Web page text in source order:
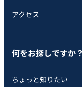
アクセス
何をお探しですか？
ちょっと知りたい